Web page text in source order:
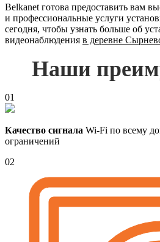
Belkanet готова предоставить вам
и профессиональные услуги
сегодня, чтобы узнать больше об
видеонаблюдения в деревне
Наши
01
Качество сигнала Wi-Fi по всему
ограничений
02